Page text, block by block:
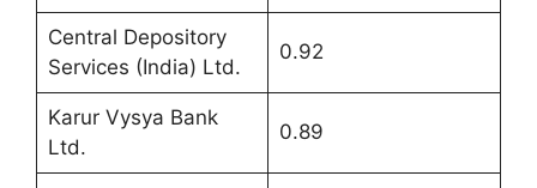
Central Depository
Services (India) Ltd.
0.92
Karur Vysya Bank
Ltd.
0.89